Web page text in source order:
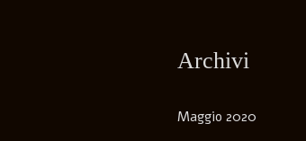
Archivi
Maggio 2020